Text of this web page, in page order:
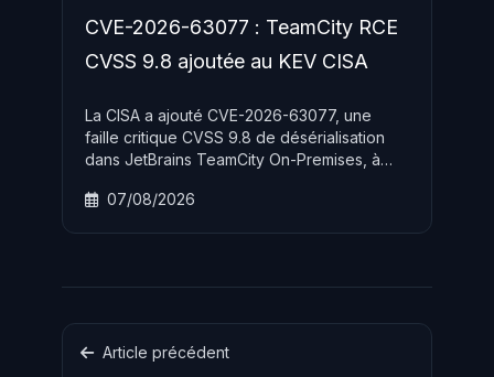
CVE-2026-63077 : TeamCity RCE
CVSS 9.8 ajoutée au KEV CISA
La CISA a ajouté CVE-2026-63077, une
faille critique CVSS 9.8 de désérialisation
dans JetBrains TeamCity On-Premises, à
délai de 72 heures pour les agences
pipeline CI/CD.
07/08/2026
Article précédent